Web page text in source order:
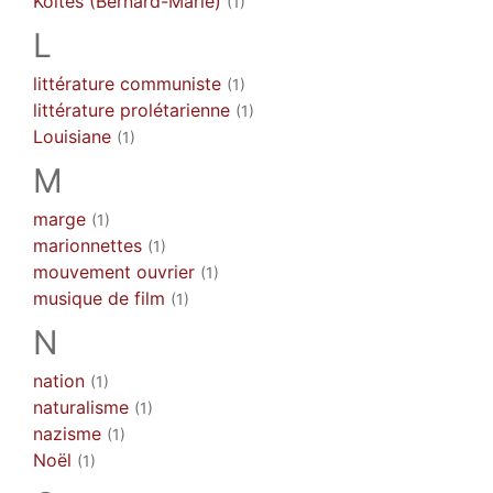
L
littérature communiste (1)
littérature prolétarienne (1)
Louisiane (1)
M
marge (1)
marionnettes (1)
mouvement ouvrier (1)
musique de film (1)
N
nation (1)
naturalisme (1)
nazisme (1)
Noël (1)